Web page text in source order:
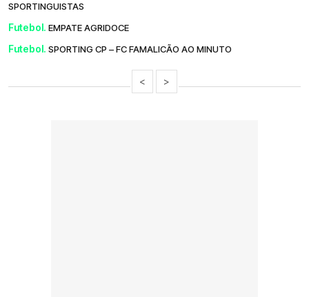
SPORTINGUISTAS
Futebol. EMPATE AGRIDOCE
Futebol. SPORTING CP – FC FAMALICÃO AO MINUTO
< >